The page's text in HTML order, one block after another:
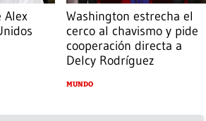
Alex
Washington estrecha el
cerco al chavismo y pide
cooperación directa a
Delcy Rodríguez
MUNDO